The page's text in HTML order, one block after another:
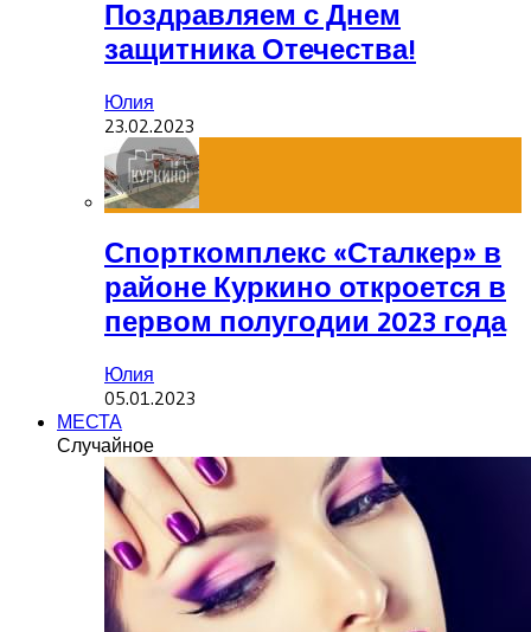
Поздравляем с Днем
защитника Отечества!
Юлия
23.02.2023
Спорткомплекс «Сталкер» в
районе Куркино откроется в
первом полугодии 2023 года
Юлия
05.01.2023
МЕСТА
Случайное